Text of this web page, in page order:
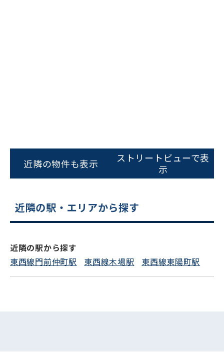
スムーズにご案内できます
0120-620-213
電話でお問い合わせ
近隣の物件も表示
ストリートビューで表
示
近隣の駅・エリアから探す
近隣の駅から探す
東西線門前仲町駅
東西線木場駅 東西線東陽町駅